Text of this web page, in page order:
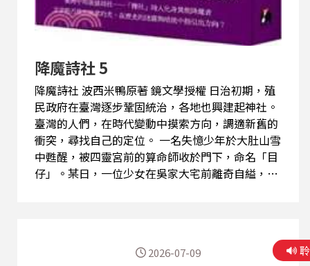
降魔詩社 5
降魔詩社 波西米鴨原著 鏡文學授權 日治初期，殖
民政府在臺灣逐步鞏固統治，各地也興建起神社。
臺灣的人們，在時代變動中摸索方向，調適新舊的
衝突，尋找自己的定位。 一名失憶少年於大肚山雪
中甦醒，被四靈宮前的算命師收於門下，命名「目
仔」。某日，一位少女在吳家大宅前離奇自縊，目
社」詩人，又有甚麼樣的能力，能否穿透時代的黑
2026-07-09